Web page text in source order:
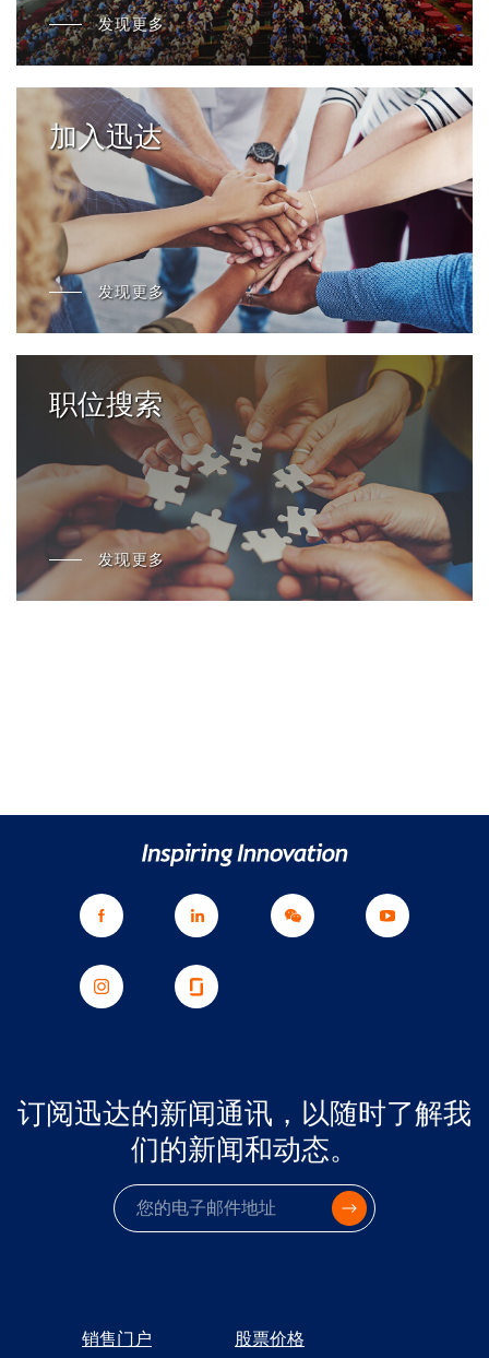
发现更多
加入迅达
发现更多
职位搜索
发现更多
订阅迅达的新闻通讯，以随时了解我
们的新闻和动态。
电子邮件
销售门户 股票价格